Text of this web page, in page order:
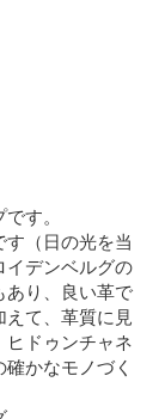
す。
（日の光を当
イデンベルグの
あり、良い革で
て、革質に見
ドゥンチャネ
かなモノづく